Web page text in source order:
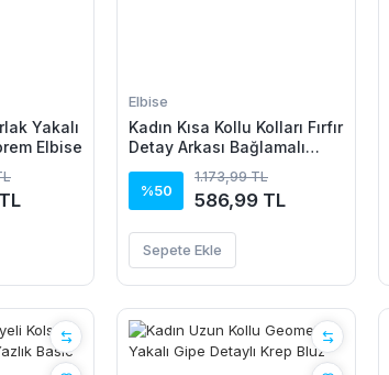
Yakalı
Elbise
Elbise
Kadın Kısa Kollu Kolları Fırfır
Detay Arkası Bağlamalı
Mikro Elbise
%50
1.173,99 TL
586,99 TL
Sepete Ekle